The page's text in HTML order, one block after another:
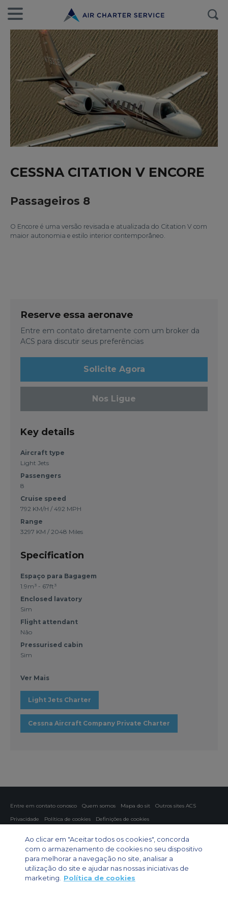
CESSNA CITATION V ENCORE
Passageiros 8
O Encore é uma versão revisada e atualizada do Citation V com
maior autonomia e estilo interior contemporâneo.
Reserve essa aeronave
Entre em contato diretamente com um broker da
ACS para discutir seus preferências
Solicite Agora
Nos Ligue
Key details
Aircraft type
Light Jets
Passengers
8
Cruise speed
792 KM/H / 492 MPH
Range
3297 KM / 2048 Miles
Specification
Espaço para Bagagem
1.9m³ - 67ft³
Enclosed lavatory
Sim
Flight attendant
Não
Pressurised cabin
Sim
Ver Mais
Light Jets Charter
Cessna Aircraft Company Private Charter
Entre em contato conosco Quem somos Mapa do sit
Outros sites ACS
Privacidade
Política de cookies
Definições de cookies
Guia de aeronaves
Private Charter App
Ao clicar em "Aceitar todos os cookies", concorda
com o armazenamento de cookies no seu dispositivo
para melhorar a navegação no site, analisar a
utilização do site e ajudar nas nossas iniciativas de
marketing.
Política de cookies